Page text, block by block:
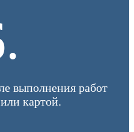
выполнения работ
картой.